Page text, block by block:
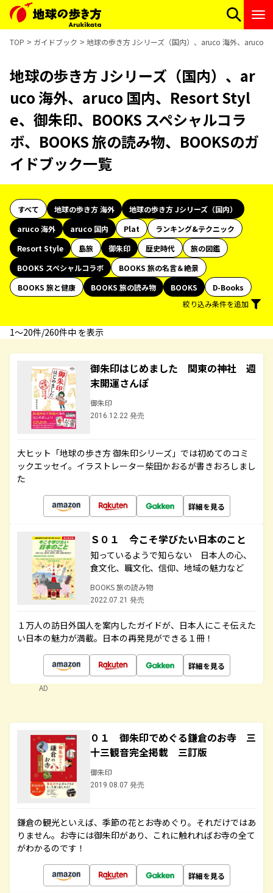
TOP ガイドブック 地球の歩き方 Jシリーズ（国内）、aruco 海外、aruco
地球の歩き方 Jシリーズ（国内）、ar
uco 海外、aruco 国内、Resort Styl
e、御朱印、BOOKS スペシャルコラ
ボ、BOOKS 旅の読み物、BOOKSのガ
イドブック一覧
すべて 地球の歩き方 海外
地球の歩き方 Jシリーズ（国内）
aruco 海外
aruco 国内 Plat
ランキング&テクニック
Resort Style
島旅 御朱印 歴史時代
旅の図鑑
BOOKS スペシャルコラボ
BOOKS 旅の名言＆絶景
BOOKS 旅と健康
BOOKS 旅の読み物 BOOKS
D-Books
絞り込み条件を追加
1〜20件/260件中 を表示
御朱印はじめました 関東の神社 週
末開運さんぽ
御朱印
2016.12.22 発売
大ヒット「地球の歩き方 御朱印シリーズ」では初めてのコミ
ックエッセイ。イラストレーター柴田かおるが書きおろしまし
た
詳細を見る
Ｓ０１ 今こそ学びたい日本のこと
知っているようで知らない 日本人の心、
食文化、職文化、信仰、地域の魅力など
BOOKS 旅の読み物
2022.07.21 発売
１万人の訪日外国人を案内したガイドが、日本人にこそ伝えた
い日本の魅力が満載。日本の再発見ができる１冊！
詳細を見る
AD
０１ 御朱印でめぐる鎌倉のお寺 三
十三観音完全掲載 三訂版
御朱印
2019.08.07 発売
鎌倉の観光といえば、季節の花とお寺めぐり。それだけではあ
りません。お寺には御朱印があり、これに触れればお寺の全て
がわかるのです！
詳細を見る